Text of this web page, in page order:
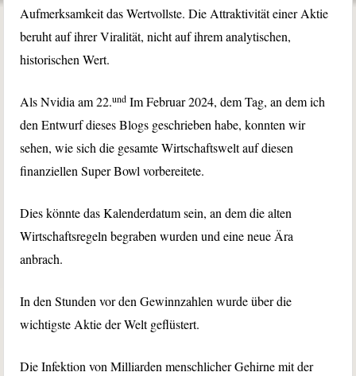
Aufmerksamkeit das Wertvollste. Die Attraktivität einer Aktie
beruht auf ihrer Viralität, nicht auf ihrem analytischen,
historischen Wert.
Als Nvidia am 22.und Im Februar 2024, dem Tag, an dem ich
den Entwurf dieses Blogs geschrieben habe, konnten wir
sehen, wie sich die gesamte Wirtschaftswelt auf diesen
finanziellen Super Bowl vorbereitete.
Dies könnte das Kalenderdatum sein, an dem die alten
Wirtschaftsregeln begraben wurden und eine neue Ära
anbrach.
In den Stunden vor den Gewinnzahlen wurde über die
wichtigste Aktie der Welt geflüstert.
Die Infektion von Milliarden menschlicher Gehirne mit der